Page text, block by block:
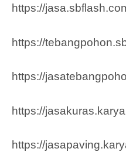
https://
https://
https://
https://
https://